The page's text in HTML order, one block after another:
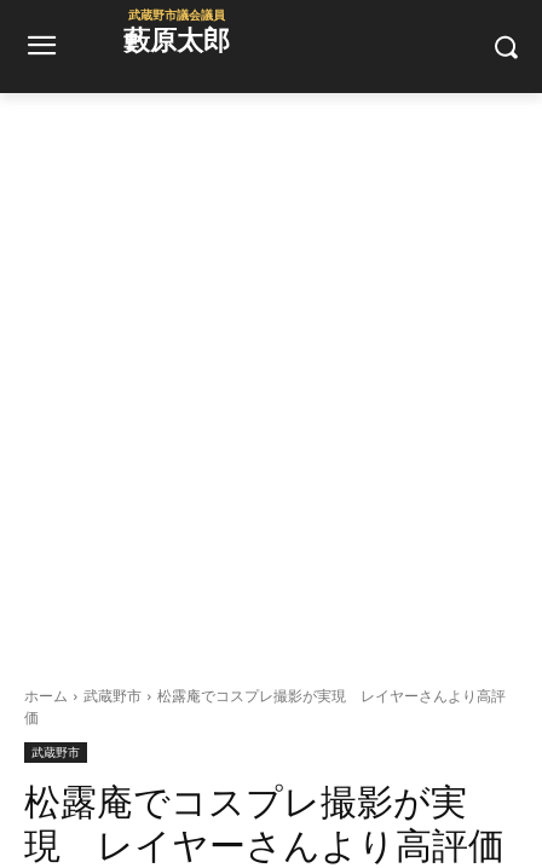
武蔵野市議会議員
藪原太郎
ホーム 武蔵野市
松露庵でコスプレ撮影が実現 レイヤーさんより高評
価
武蔵野市
松露庵でコスプレ撮影が実
現 レイヤーさんより高評価